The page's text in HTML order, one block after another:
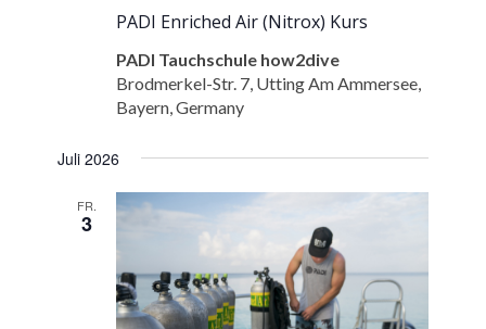
PADI Enriched Air (Nitrox) Kurs
Air
(Nitrox)
Kurs
PADI Tauchschule how2dive
Brodmerkel-Str. 7, Utting Am Ammersee,
Bayern, Germany
Juli 2026
FR.
3